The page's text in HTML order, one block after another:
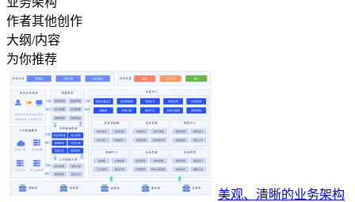
作者其他创作
大纲/内容
为你推荐
美观、清晰的业务架构